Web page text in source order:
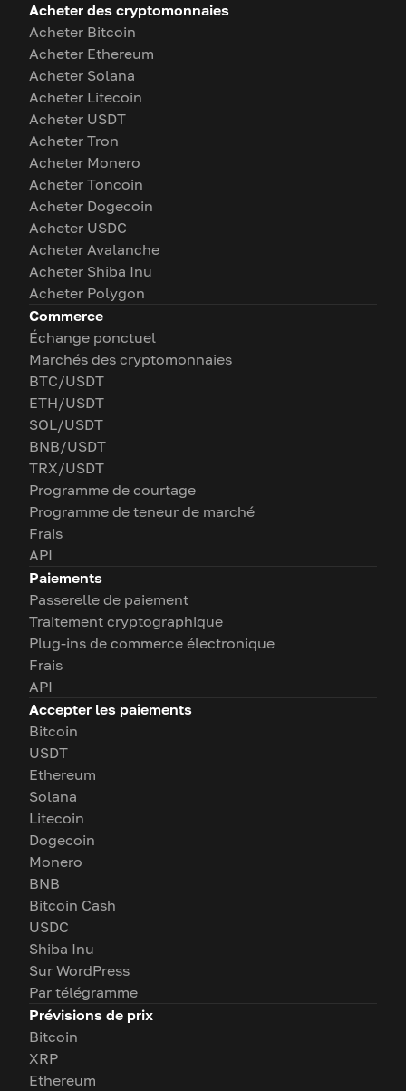
Acheter des cryptomonnaies
Acheter Bitcoin
Acheter Ethereum
Acheter Solana
Acheter Litecoin
Acheter USDT
Acheter Tron
Acheter Monero
Acheter Toncoin
Acheter Dogecoin
Acheter USDC
Acheter Avalanche
Acheter Shiba Inu
Acheter Polygon
Commerce
Échange ponctuel
Marchés des cryptomonnaies
BTC/USDT
ETH/USDT
SOL/USDT
BNB/USDT
TRX/USDT
Programme de courtage
Programme de teneur de marché
Frais
API
Paiements
Passerelle de paiement
Traitement cryptographique
Plug-ins de commerce électronique
Frais
API
Accepter les paiements
Bitcoin
USDT
Ethereum
Solana
Litecoin
Dogecoin
Monero
BNB
Bitcoin Cash
USDC
Shiba Inu
Sur WordPress
Par télégramme
Prévisions de prix
Bitcoin
XRP
Ethereum